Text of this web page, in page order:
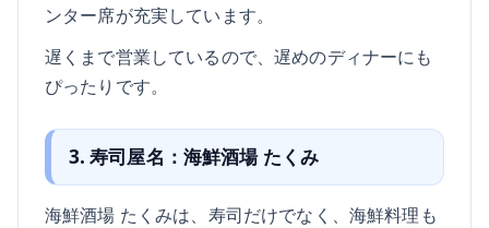
ンター席が充実しています。
遅くまで営業しているので、遅めのディナーにも
ぴったりです。
3. 寿司屋名：海鮮酒場 たくみ
海鮮酒場 たくみは、寿司だけでなく、海鮮料理も